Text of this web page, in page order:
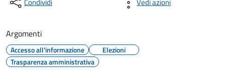
Argomenti
Accesso all'informazione
Elezioni
Trasparenza amministrativa